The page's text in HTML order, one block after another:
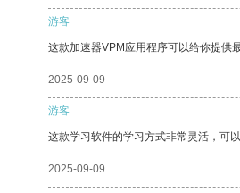
游客
这款加速器VPM应用程序可以给你提供
2025-09-09
游客
这款学习软件的学习方式非常灵活，可
2025-09-09